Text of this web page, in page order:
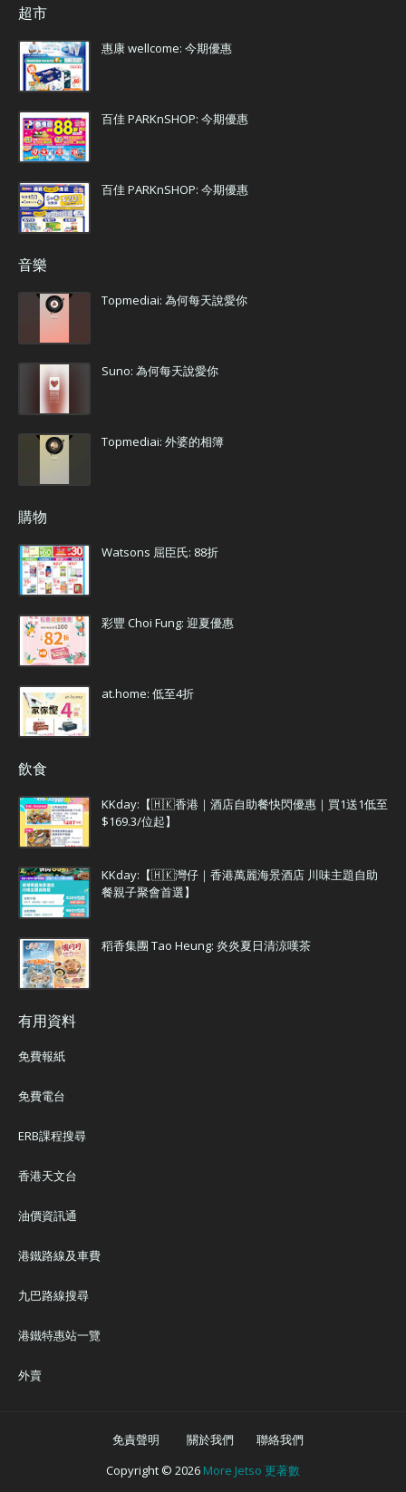
超市
惠康 wellcome: 今期優惠
百佳 PARKnSHOP: 今期優惠
百佳 PARKnSHOP: 今期優惠
音樂
Topmediai: 為何每天說愛你
Suno: 為何每天說愛你
Topmediai: 外婆的相簿
購物
Watsons 屈臣氏: 88折
彩豐 Choi Fung: 迎夏優惠
at.home: 低至4折
飲食
KKday:【🇭🇰香港｜酒店自助餐快閃優惠｜買1送1低至
$169.3/位起】
KKday:【🇭🇰灣仔｜香港萬麗海景酒店 川味主題自助
餐親子聚會首選】
稻香集團 Tao Heung: 炎炎夏日清涼嘆茶
有用資料
免費報紙
免費電台
ERB課程搜尋
香港天文台
油價資訊通
港鐵路線及車費
九巴路線搜尋
港鐵特惠站一覽
外賣
免責聲明 關於我們
聯絡我們
Copyright © 2026 More Jetso 更著數